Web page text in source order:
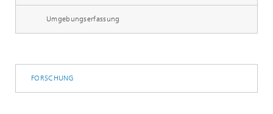
Umgebungserfassung
FORSCHUNG